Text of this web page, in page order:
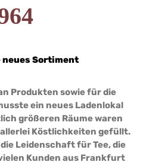
neues Sortiment
Produkten sowie für die
ein neues Ladenlokal
größeren Räume waren
Köstlichkeiten gefüllt.
Leidenschaft für Tee, die
Kunden aus Frankfurt